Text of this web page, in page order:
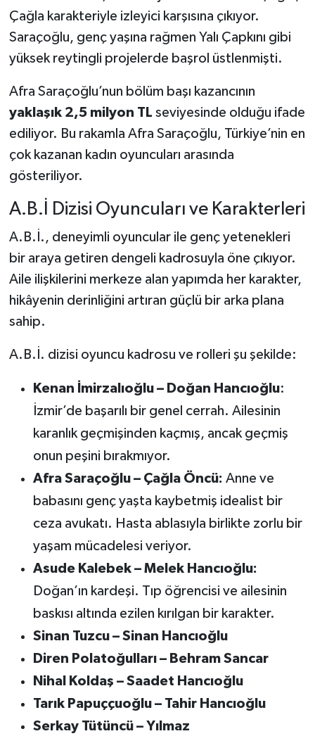
Çağla karakteriyle izleyici karşısına çıkıyor.
Saraçoğlu, genç yaşına rağmen Yalı Çapkını gibi
yüksek reytingli projelerde başrol üstlenmişti.
Afra Saraçoğlu’nun bölüm başı kazancının
yaklaşık 2,5 milyon TL seviyesinde olduğu ifade
ediliyor. Bu rakamla Afra Saraçoğlu, Türkiye’nin en
çok kazanan kadın oyuncuları arasında
gösteriliyor.
A.B.İ Dizisi Oyuncuları ve Karakterleri
A.B.İ., deneyimli oyuncular ile genç yetenekleri
bir araya getiren dengeli kadrosuyla öne çıkıyor.
Aile ilişkilerini merkeze alan yapımda her karakter,
hikâyenin derinliğini artıran güçlü bir arka plana
sahip.
A.B.İ. dizisi oyuncu kadrosu ve rolleri şu şekilde:
Kenan İmirzalıoğlu – Doğan Hancıoğlu:
İzmir’de başarılı bir genel cerrah. Ailesinin
karanlık geçmişinden kaçmış, ancak geçmiş
onun peşini bırakmıyor.
Afra Saraçoğlu – Çağla Öncü: Anne ve
babasını genç yaşta kaybetmiş idealist bir
ceza avukatı. Hasta ablasıyla birlikte zorlu bir
yaşam mücadelesi veriyor.
Asude Kalebek – Melek Hancıoğlu:
Doğan’ın kardeşi. Tıp öğrencisi ve ailesinin
baskısı altında ezilen kırılgan bir karakter.
Sinan Tuzcu – Sinan Hancıoğlu
Diren Polatoğulları – Behram Sancar
Nihal Koldaş – Saadet Hancıoğlu
Tarık Papuççuoğlu – Tahir Hancıoğlu
Serkay Tütüncü – Yılmaz